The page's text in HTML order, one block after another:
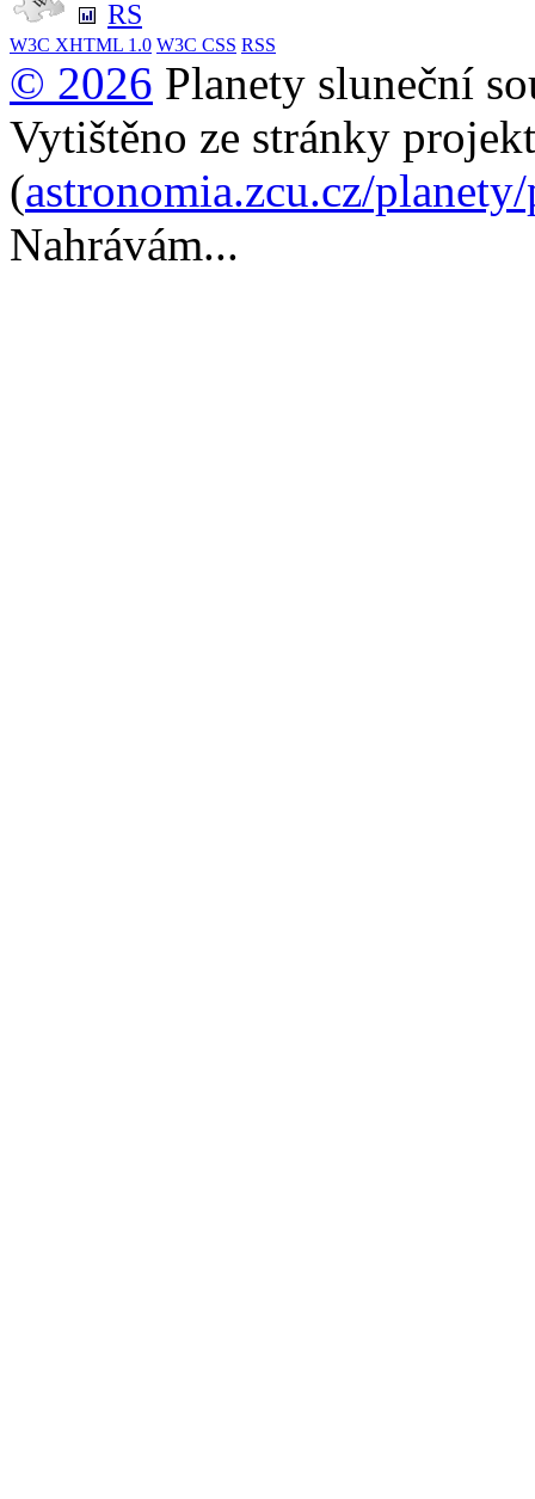
RS
W3C XHTML 1.0 W3C CSS RSS
© 2026 Planety sluneční
Vytištěno ze stránky
(astronomia.zcu.cz/
Nahrávám...